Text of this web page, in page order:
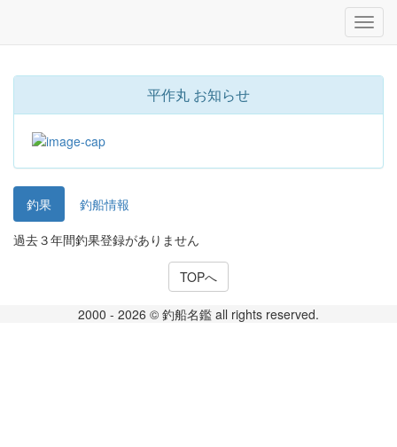
平作丸 お知らせ
釣果
釣船情報
過去３年間釣果登録がありません
TOPへ
2000 - 2026 © 釣船名鑑 all rights reserved.